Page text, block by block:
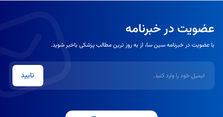
عضویت در خبرنامه
با عضویت در خبرنامه سین سا، از به روز ترین مطالب پزشکی باخبر شوید.
تایید